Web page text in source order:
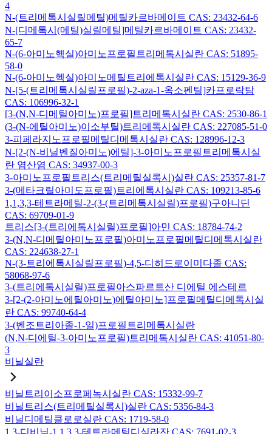
4
N-(트리메톡시실릴메틸)메틸카르바메이트 CAS: 23432-64-6
N-[디메톡시(메틸)실릴메틸]메틸카르바메이트 CAS: 23432-
65-7
N-(6-아미노헥실)아미노프로필트리메톡시실란 CAS: 51895-
58-0
N-(6-아미노헥실)아미노메틸트리에톡시실란 CAS: 15129-36-9
N-[5-(트리메톡시실릴프로필)-2-aza-1-옥소펜틸]카프로락탐
CAS: 106996-32-1
[3-(N,N-디메틸아미노)프로필]트리메톡시실란 CAS: 2530-86-1
(3-(N-에틸아미노)이소부틸)트리메톡시실란 CAS: 227085-51-0
3-피페라지노프로필메틸디메톡시실란 CAS: 128996-12-3
N-[2-(N-비닐벤질아미노)에틸]-3-아미노프로필트리메톡시실
란 염산염 CAS: 34937-00-3
3-아미노프로필트리스(트리메틸실록시)실란 CAS: 25357-81-7
3-(메타크릴아미도프로필)트리에톡시실란 CAS: 109213-85-6
1,1,3,3-테트라메틸-2-(3-(트리메톡시실릴)프로필)구아니딘
CAS: 69709-01-9
트리스[3-(트리에톡시실릴)프로필]아민 CAS: 18784-74-2
3-(N,N-디메틸아미노프로필)아미노프로필메틸디메톡시실란
CAS: 224638-27-1
N-(3-트리에톡시실릴프로필)-4,5-디히드로이미다졸 CAS:
58068-97-6
3-(트리에톡시실릴)프로필아스파르트산 디에틸 에스테르
3-[2-(2-아미노에틸아미노)에틸아미노]프로필메틸디메톡시실
란 CAS: 99740-64-4
3-(벤조트리아졸-1-일)프로필트리메톡시실란
(N,N-디에틸-3-아미노프로필)트리메톡시실란 CAS: 41051-80-
3
비닐실란
비닐트리이소프로페녹시실란 CAS: 15332-99-7
비닐트리스(트리메틸실록시)실란 CAS: 5356-84-3
비닐디메틸클로로실란 CAS: 1719-58-0
1,3-디비닐-1,1,3,3-테트라메틸디실라잔 CAS: 7691-02-3